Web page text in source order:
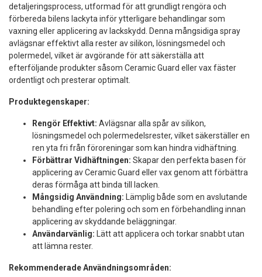
detaljeringsprocess, utformad för att grundligt rengöra och
förbereda bilens lackyta inför ytterligare behandlingar som
vaxning eller applicering av lackskydd. Denna mångsidiga spray
avlägsnar effektivt alla rester av silikon, lösningsmedel och
polermedel, vilket är avgörande för att säkerställa att
efterföljande produkter såsom Ceramic Guard eller vax fäster
ordentligt och presterar optimalt.
Produktegenskaper:
Rengör Effektivt: Avlägsnar alla spår av silikon,
lösningsmedel och polermedelsrester, vilket säkerställer en
ren yta fri från föroreningar som kan hindra vidhäftning.
Förbättrar Vidhäftningen: Skapar den perfekta basen för
applicering av Ceramic Guard eller vax genom att förbättra
deras förmåga att binda till lacken.
Mångsidig Användning: Lämplig både som en avslutande
behandling efter polering och som en förbehandling innan
applicering av skyddande beläggningar.
Användarvänlig: Lätt att applicera och torkar snabbt utan
att lämna rester.
Rekommenderade Användningsområden: